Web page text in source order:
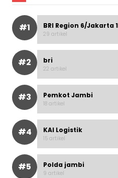
#1 BRI Region 6/Jakarta 1
29 artikel
#2 bri
22 artikel
#3 Pemkot Jambi
18 artikel
#4 KAI Logistik
15 artikel
#5 Polda jambi
9 artikel